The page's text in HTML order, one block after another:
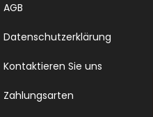
AGB
Datenschutzerklärung
Kontaktieren Sie uns
Zahlungsarten